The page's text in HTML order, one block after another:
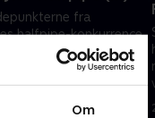
Om
fra
halfpipe-konkurrence
OL i Milano Cortina.
2026 • 5 min